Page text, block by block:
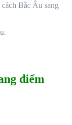
Bắc Âu sang
điểm